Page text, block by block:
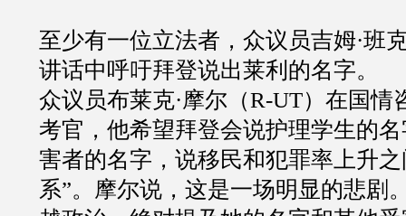
至少有一位立法者，众议员吉姆·班
讲话中呼吁拜登说出莱利的名字。
众议员布莱克·摩尔（R-UT）在国情
考官，他希望拜登会说护理学生的
害者的名字，说移民和犯罪率上升
系”。摩尔说，这是一场明显的悲剧